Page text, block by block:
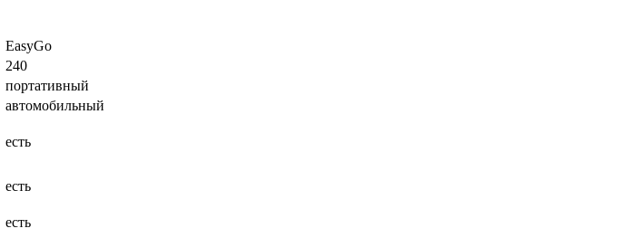
EasyGo
240
портативный
автомобильный
есть
есть
есть